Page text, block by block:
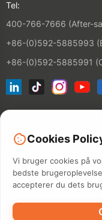
Tel:
400-766-7666 (After-
+86-(0)592-5885993
+86-(0)592-5885991
©2026 XIAMEN
Cookies
Vi bruger cookies på
bedste
accepterer du dets